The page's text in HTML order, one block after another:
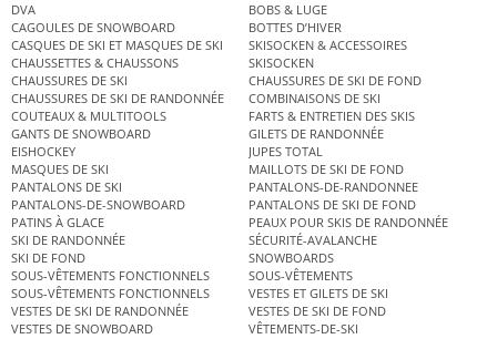
DVA
BOBS & LUGE
CAGOULES DE SNOWBOARD
BOTTES D’HIVER
CASQUES DE SKI ET MASQUES DE SKI
SKISOCKEN & ACCESSOIRES
CHAUSSETTES & CHAUSSONS
SKISOCKEN
CHAUSSURES DE SKI
CHAUSSURES DE SKI DE FOND
CHAUSSURES DE SKI DE RANDONNÉE
COMBINAISONS DE SKI
COUTEAUX & MULTITOOLS
FARTS & ENTRETIEN DES SKIS
GANTS DE SNOWBOARD
GILETS DE RANDONNÉE
EISHOCKEY
JUPES TOTAL
MASQUES DE SKI
MAILLOTS DE SKI DE FOND
PANTALONS DE SKI
PANTALONS-DE-RANDONNEE
PANTALONS-DE-SNOWBOARD
PANTALONS DE SKI DE FOND
PATINS À GLACE
PEAUX POUR SKIS DE RANDONNÉE
SKI DE RANDONNÉE
SÉCURITÉ-AVALANCHE
SKI DE FOND
SNOWBOARDS
SOUS-VÊTEMENTS FONCTIONNELS
SOUS-VÊTEMENTS
SOUS-VÊTEMENTS FONCTIONNELS
VESTES ET GILETS DE SKI
VESTES DE SKI DE RANDONNÉE
VESTES DE SKI DE FOND
VESTES DE SNOWBOARD
VÊTEMENTS-DE-SKI